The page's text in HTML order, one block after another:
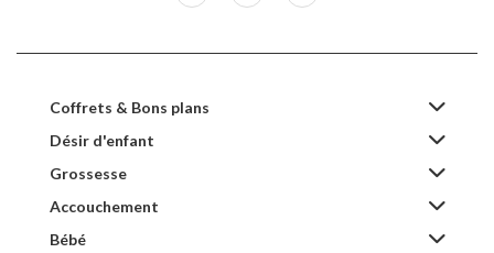
Coffrets & Bons plans
Désir d'enfant
Grossesse
Accouchement
Bébé